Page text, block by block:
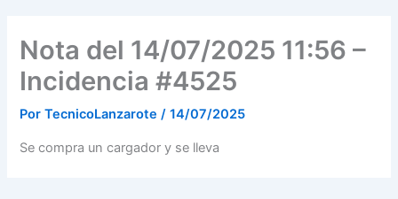
Nota del 14/07/2025 11:56 –
Incidencia #4525
PorTecnicoLanzarote/14/07/2025
Se compra un cargador y se lleva